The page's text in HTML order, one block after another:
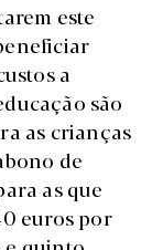
este
a
são
as crianças
de
as que
euros por